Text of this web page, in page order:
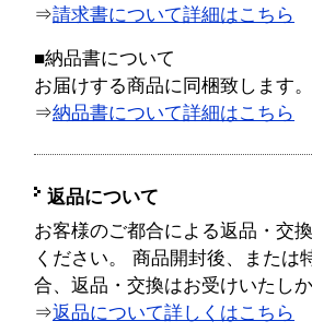
⇒請求書について詳細はこちら
■納品書について
お届けする商品に同梱致します。
⇒納品書について詳細はこちら
返品について
お客様のご都合による返品・交
ください。 商品開封後、または
合、返品・交換はお受けいたし
⇒返品について詳しくはこちら